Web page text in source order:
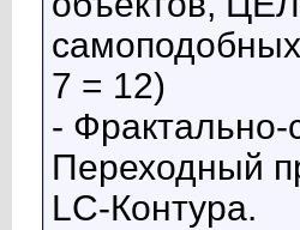
7 = 12)
-
Переходный
LC-Контура.